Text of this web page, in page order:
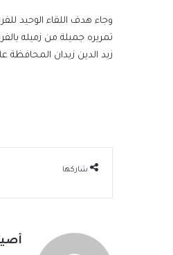
تمريره جميلة من زميله
زيد الدين زيدان المحافظة
شاركها